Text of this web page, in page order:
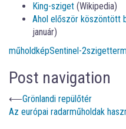
King-sziget (Wikipedia)
Ahol először köszöntött
január)
műholdképSentinel-2sziget
Post navigation
⟵Grönlandi repülőtér
Az európai radarműholdak